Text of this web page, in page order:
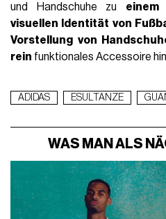
und Handschuhe zu einem
visuellen Identität von
Vorstellung von
rein funktionales Accessoire
ADIDAS ESULTANZE
WAS MAN ALS